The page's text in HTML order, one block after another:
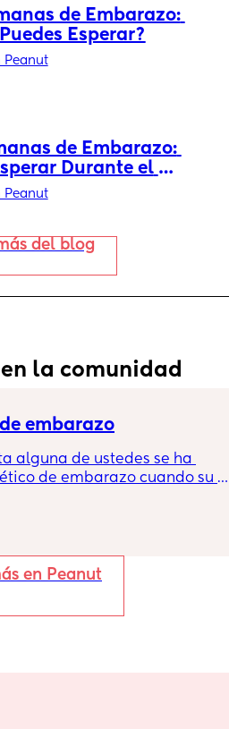
de Embarazo:
Esperar?
Peanut
de Embarazo:
Durante el
Peanut
del blog
la comunidad
embarazo
alguna de ustedes se ha
de embarazo cuando su
saludos desde México
en Peanut